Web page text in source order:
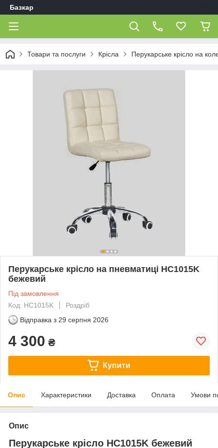
Базкар
Товари та послуги Крісла Перукарське крісло на
Перукарське крісло на пневматиці HC1015K
бежевий
Під замовлення
Код: HC1015K
Роздріб
Відправка з 29 серпня 2026
4 300 ₴
Купити
Опис Характеристики Доставка Оплата Умови
Опис
Перукарське крісло HC1015K бежевий